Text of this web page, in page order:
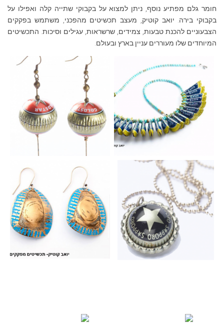
חומר גלם מפתיע נוסף, ניתן למצוא על בקבוקי שתייה קלה ואפילו על
בקבוקי בירה. יואב קוטיק, מעצב תכשיטים מהפכני, משתמש בפקקים
הצבעוניים להכנת טבעות, צמידים, שרשראות, עגילים וסיכות. התכשיטים
המיוחדים שלו מעוררים עניין בארץ ובעולם.